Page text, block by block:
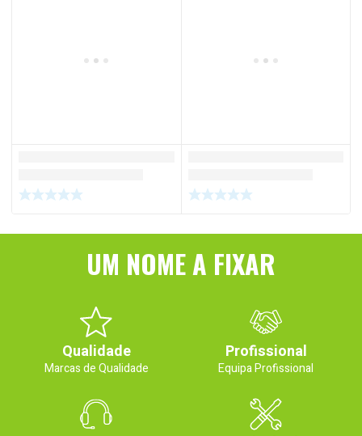
UM NOME A FIXAR
Qualidade
Marcas de Qualidade
Profissional
Equipa Profissional